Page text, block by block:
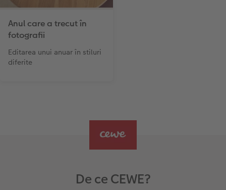
Anul care a trecut în
fotografii
Editarea unui anuar în stiluri
diferite
De ce CEWE?